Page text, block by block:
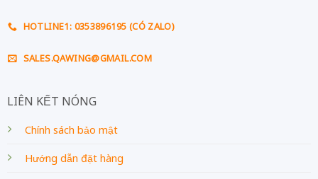
HOTLINE1: 0353896195 (CÓ ZALO)
SALES.QAWING@GMAIL.COM
LIÊN KẾT NÓNG
Chính sách bảo mật
Hướng dẫn đặt hàng